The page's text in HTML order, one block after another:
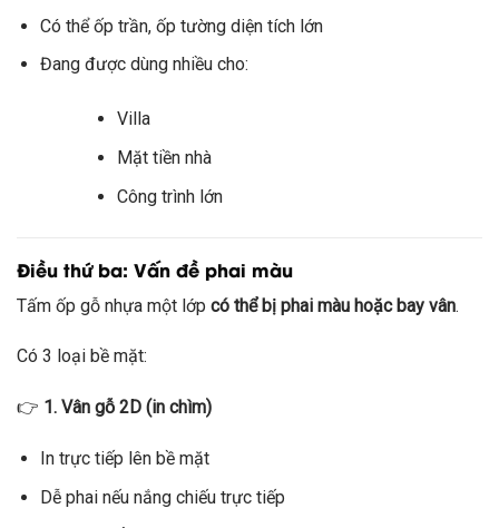
Có thể ốp trần, ốp tường diện tích lớn
Đang được dùng nhiều cho:
Villa
Mặt tiền nhà
Công trình lớn
Điều thứ ba: Vấn đề phai màu
Tấm ốp gỗ nhựa một lớp có thể bị phai màu hoặc bay vân.
Có 3 loại bề mặt:
👉 1. Vân gỗ 2D (in chìm)
In trực tiếp lên bề mặt
Dễ phai nếu nắng chiếu trực tiếp